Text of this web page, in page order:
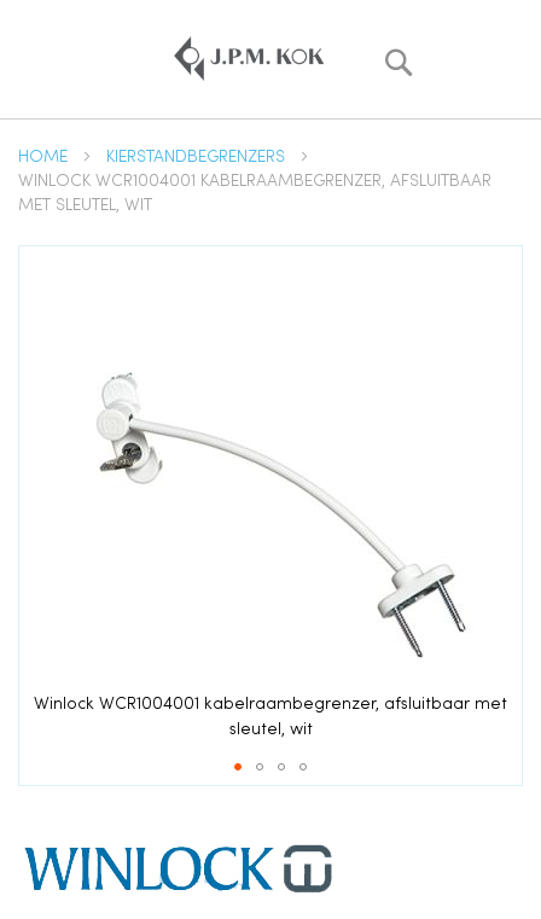
HOME
KIERSTANDBEGRENZERS
WINLOCK WCR1004001 KABELRAAMBEGRENZER, AFSLUITBAAR
MET SLEUTEL, WIT
gallerij
Winlock WCR1004001 kabelraambegrenzer, afsluitbaar met
sleutel, wit
naar